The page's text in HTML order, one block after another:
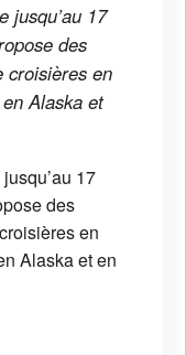
jusqu’au 17
des
croisières en
Alaska et
17
des
en
Alaska et en